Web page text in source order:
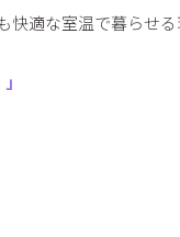
適な室温で暮らせ